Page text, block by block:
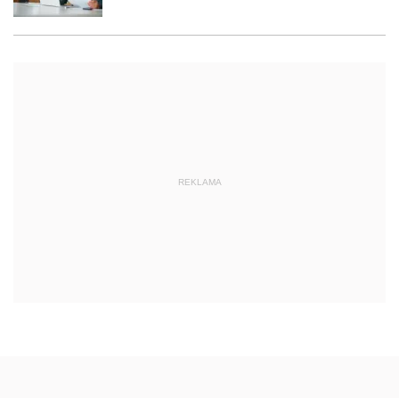
REKLAMA